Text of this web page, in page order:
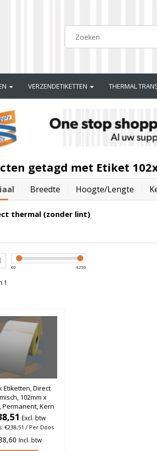
VERZENDETIKETTEN THERMAL
getagd met Etiket
Breedte Hoogte/lengte
thermal (zonder lint)
€0 €250
1
Etiketten, Direct
102mm x
Permanent, Kern
rol à 565 stuks
(Per doos)
Excl. btw
€238,51 / Per Doos
Incl. btw